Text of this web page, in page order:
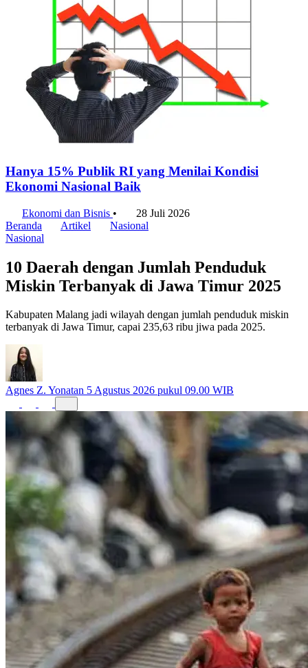
Hanya 15% Publik RI yang Menilai Kondisi
Ekonomi Nasional Baik
Ekonomi dan Bisnis •
28 Juli 2026
Beranda
Artikel
Nasional
Nasional
10 Daerah dengan Jumlah Penduduk
Miskin Terbanyak di Jawa Timur 2025
Kabupaten Malang jadi wilayah dengan jumlah penduduk miskin
terbanyak di Jawa Timur, capai 235,63 ribu jiwa pada 2025.
Agnes Z. Yonatan 5 Agustus 2026 pukul 09.00 WIB